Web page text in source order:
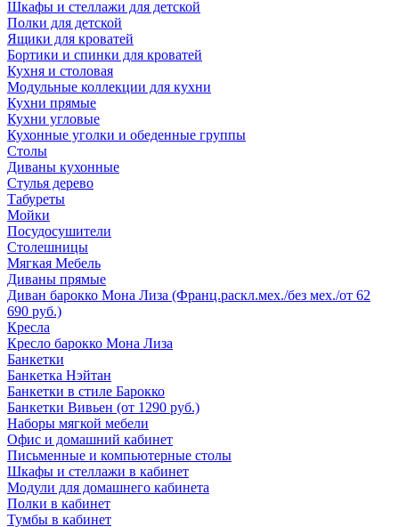
Шкафы и стеллажи для детской
Полки для детской
Ящики для кроватей
Бортики и спинки для кроватей
Кухня и столовая
Модульные коллекции для кухни
Кухни прямые
Кухни угловые
Кухонные уголки и обеденные группы
Столы
Диваны кухонные
Стулья дерево
Табуреты
Мойки
Посудосушители
Столешницы
Мягкая Мебель
Диваны прямые
Диван барокко Мона Лиза (Франц.раскл.мех./без мех./от 62
690 руб.)
Кресла
Кресло барокко Мона Лиза
Банкетки
Банкетка Нэйтан
Банкетки в стиле Барокко
Банкетки Вивьен (от 1290 руб.)
Наборы мягкой мебели
Офис и домашний кабинет
Письменные и компьютерные столы
Шкафы и стеллажи в кабинет
Модули для домашнего кабинета
Полки в кабинет
Тумбы в кабинет